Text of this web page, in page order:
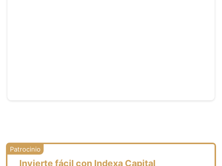
Invierte fácil con Indexa Capital